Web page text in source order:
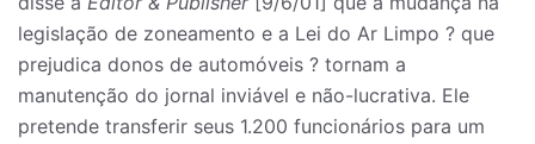
legislação de zoneamento e a Lei do Ar Limpo ? que
prejudica donos de automóveis ? tornam a
manutenção do jornal inviável e não-lucrativa. Ele
pretende transferir seus 1.200 funcionários para um